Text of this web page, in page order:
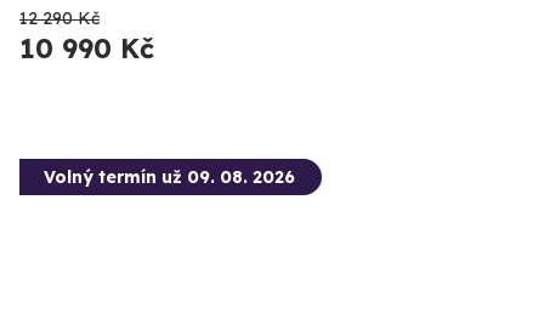
12 290 Kč
10 990 Kč
Volný termín už 09. 08. 2026